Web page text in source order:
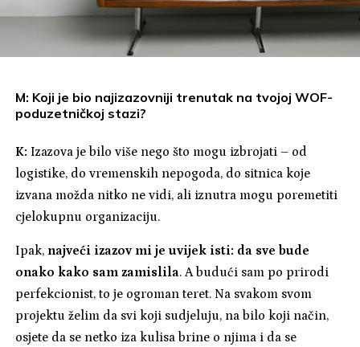
M: Koji je bio najizazovniji trenutak na tvojoj WOF-
poduzetničkoj stazi?
K: Izazova je bilo više nego što mogu izbrojati – od
logistike, do vremenskih nepogoda, do sitnica koje
izvana možda nitko ne vidi, ali iznutra mogu poremetiti
cjelokupnu organizaciju.
Ipak, najveći izazov mi je uvijek isti: da sve bude
onako kako sam zamislila. A budući sam po prirodi
perfekcionist, to je ogroman teret. Na svakom svom
projektu želim da svi koji sudjeluju, na bilo koji način,
osjete da se netko iza kulisa brine o njima i da se